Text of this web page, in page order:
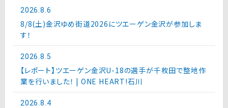
2026.8.6
8/8(土)金沢ゆめ街道2026にツエーゲン金沢が参加しま
す！
2026.8.5
【レポート】ツエーゲン金沢U-18の選手が千枚田で整地作
業を行いました！ | ONE HEART!石川
2026.8.4